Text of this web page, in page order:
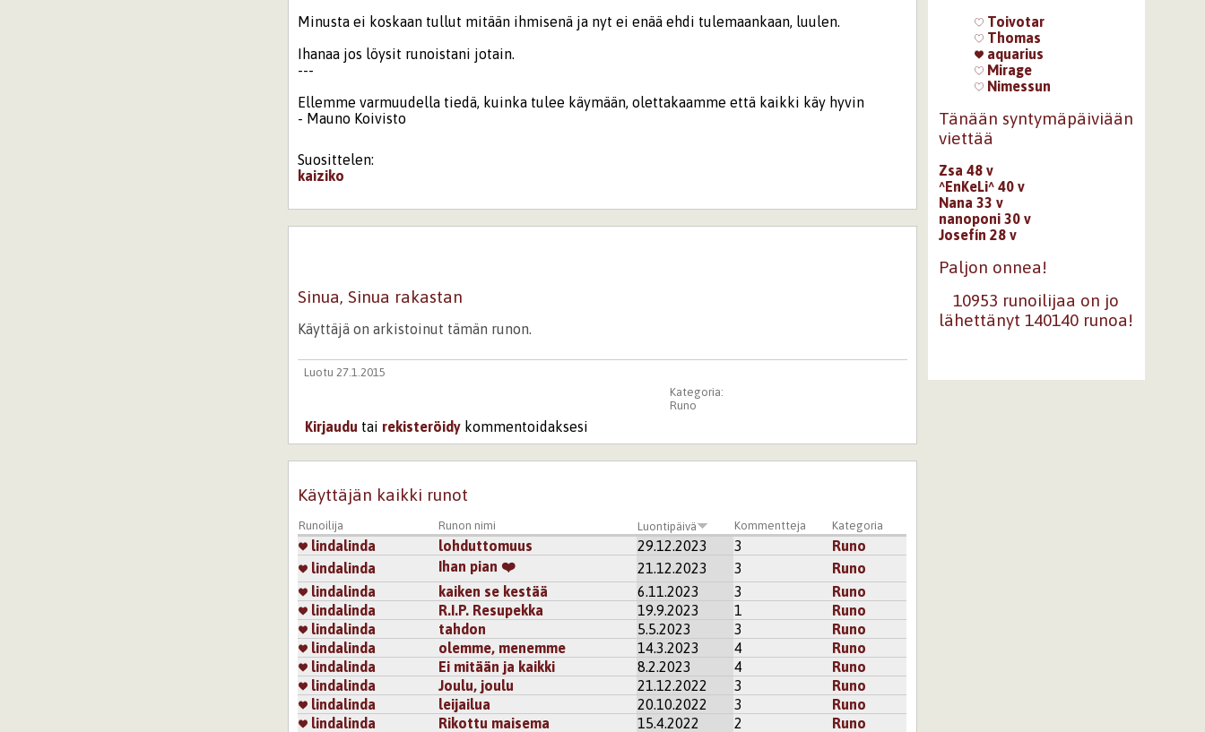
Minusta ei koskaan tullut mitään ihmisenä ja nyt ei enää ehdi tulemaankaan, luulen.
Ihanaa jos löysit runoistani jotain.
---
Ellemme varmuudella tiedä, kuinka tulee käymään, olettakaamme että kaikki käy hyvin
- Mauno Koivisto
Suosittelen:
kaiziko
Sinua, Sinua rakastan
Käyttäjä on arkistoinut tämän runon.
Luotu 27.1.2015
Kategoria:
Runo
Kirjaudu tai rekisteröidy kommentoidaksesi
Käyttäjän kaikki runot
Runoilija Runon nimi Luontipäivä Kommentteja Kategoria
lindalinda lohduttomuus 29.12.2023 3
Runo
lindalinda
Ihan pian ❤️ 21.12.2023 3
Runo
lindalinda
kaiken se kestää 6.11.2023 3
Runo
lindalinda
R.I.P. Resupekka 19.9.2023 1
Runo
lindalinda
tahdon 5.5.2023 3
Runo
lindalinda
olemme, menemme 14.3.2023 4
Runo
lindalinda
Ei mitään ja kaikki 8.2.2023 4
Runo
lindalinda
Joulu, joulu 21.12.2022 3
Runo
lindalinda
leijailua 20.10.2022 3
Runo
lindalinda
Rikottu maisema 15.4.2022 2 Runo
Toivotar
Thomas
aquarius
Mirage
Nimessun
Tänään syntymäpäiviään
viettää
Zsa 48 v
^EnKeLi^ 40 v
Nana 33 v
nanoponi 30 v
Josefín 28 v
Paljon onnea!
10953 runoilijaa on jo
lähettänyt 140140 runoa!